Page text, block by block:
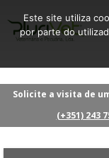
Solicite a visita de
(+351) 243
Este site utiliza
por parte do